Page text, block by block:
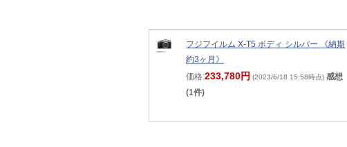
フジフイルム X-T5 ボディ シルバー 《納期
約3ヶ月》
価格:233,780円 (2023/6/18 15:58時点) 感想
(1件)